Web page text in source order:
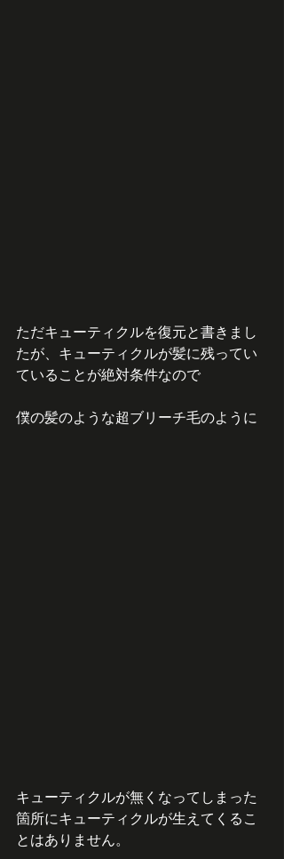
ただキューティクルを復元と書きまし
たが、キューティクルが髪に残ってい
ていることが絶対条件なので
僕の髪のような超ブリーチ毛のように
キューティクルが無くなってしまった
箇所にキューティクルが生えてくるこ
とはありません。